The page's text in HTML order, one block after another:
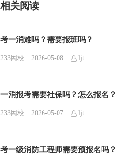
相关阅读
考一消难吗？需要报班吗？
233网校 2026-05-08 ljt
一消报考需要社保吗？怎么报名？
233网校 2026-05-07 ljt
考一级消防工程师需要预报名吗？